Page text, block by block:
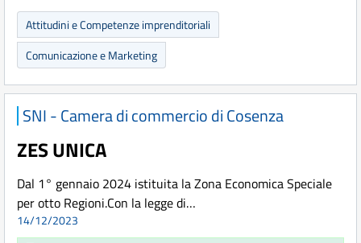
Attitudini e Competenze imprenditoriali
Comunicazione e Marketing
SNI - Camera di commercio di Cosenza
ZES UNICA
Dal 1° gennaio 2024 istituita la Zona Economica Speciale
per otto Regioni.Con la legge di…
14/12/2023